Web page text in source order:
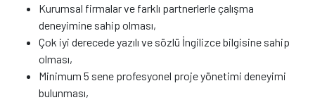
Kurumsal firmalar ve farklı partnerlerle çalışma
deneyimine sahip olması,
Çok iyi derecede yazılı ve sözlü İngilizce bilgisine sahip
olması,
Minimum 5 sene profesyonel proje yönetimi deneyimi
bulunması,